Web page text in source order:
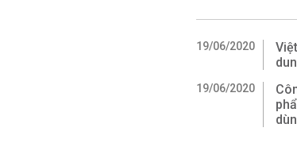
19/06/2020
19/06/2020